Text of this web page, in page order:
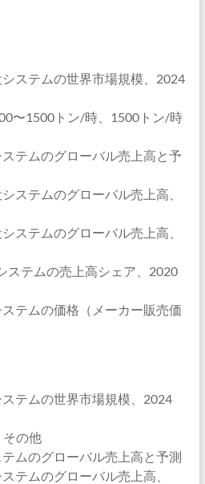
ステムの世界市場規模、2024
1500トン/時、1500トン/時
ステムのグローバル売上高と予
テムのグローバル売上高、
テムのグローバル売上高、
テムの売上高シェア、2020
ステムの価格（メーカー販売価
テムの世界市場規模、2024
その他
テムのグローバル売上高と予測
ムのグローバル売上高、